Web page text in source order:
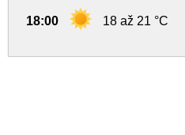
18:00 18 až 21 °C